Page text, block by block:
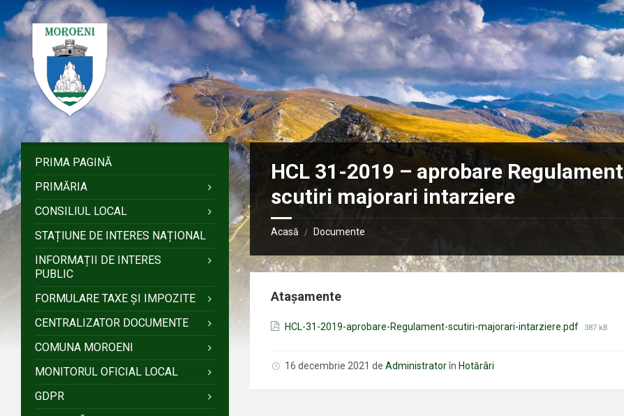
la
conținut
la
bara
laterală
stângă
la
bara
laterală
dreaptă
la
subsol
HCL 31-2019 – aprobare Regulament
scutiri majorari intarziere
Acasă / Documente
Atașamente
HCL-31-2019-aprobare-Regulament-scutiri-majorari-intarziere.pdf Mărimea
387 kB
16 decembrie 2021deAdministrator în Hotărâri
PRIMA PAGINĂ
PRIMĂRIA
CONSILIUL LOCAL
STAȚIUNE DE INTERES NAȚIONAL
INFORMAȚII DE INTERES
PUBLIC
FORMULARE TAXE ȘI IMPOZITE
CENTRALIZATOR DOCUMENTE
COMUNA MOROENI
MONITORUL OFICIAL LOCAL
GDPR